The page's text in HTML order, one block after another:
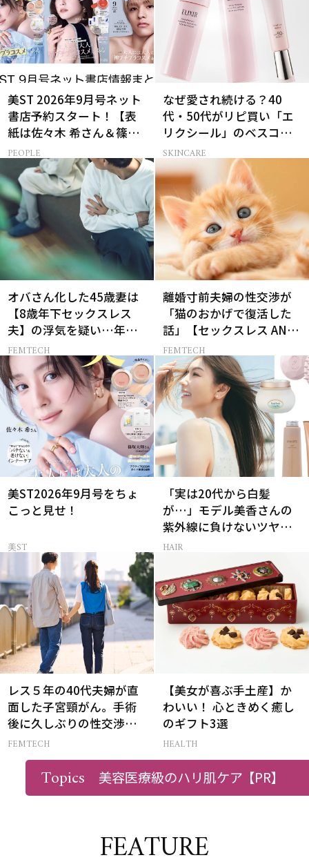
美ST 2026年9月号ネット
書店予約スタート！【表
紙は佐々木 希さん＆篠塚
大輝さん】
PEOPLE
なぜ愛され続ける？40
代・50代がリピ買い「エ
リクシール」のベスコス
受賞名品3選
SKINCARE
オバさん化した45歳妻は
【8歳年下セックスレス
夫】の浮気を疑い…年の
差婚の悲しい末路
FEMTECH
離婚寸前夫婦の性交渉が
「猫のおかげで復活した
話」【セックスレス AND
THE CITY -女たちの告
白-】
FEMTECH
美ST2026年9月号をちょ
こっと見せ！
美ST
「実は20代から白髪
が…」モデル美香さんの
紫外線に負けないツヤ美
髪ケア
HAIR
レス５年の40代夫婦が直
面した子宮頸がん。手術
後に久しぶりの性交渉を
試しみたら…
FEMTECH
【美女が喜ぶ手土産】か
わいい！ 心ときめく癒し
のギフト3選
HEALTH
FEATURE
Topics 美容医療級のハリ肌ケア【PR】